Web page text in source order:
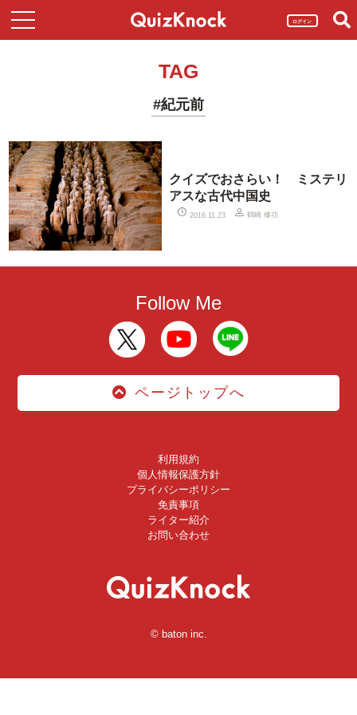
ログイン
TAG
#紀元前
クイズでおさらい！ ミステリ
アスな古代中国史
2016.11.23 鶴崎 修功
Follow Me
ページトップへ
利用規約
個人情報保護方針
プライバシーポリシー
免責事項
ライター紹介
お問い合わせ
© baton inc.